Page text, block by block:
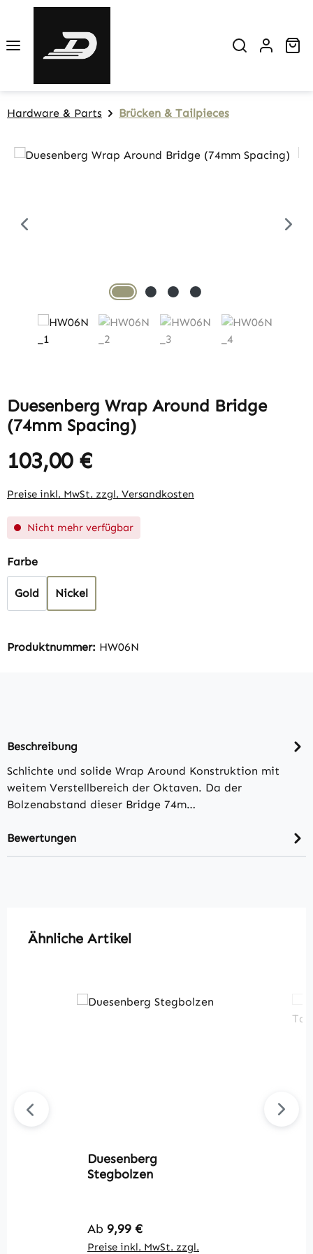
Hardware & Parts Brücken & Tailpieces
Bildergalerie überspringen
Duesenberg Wrap Around Bridge
(74mm Spacing)
Regulärer Preis:
103,00 €
Preise inkl. MwSt. zzgl. Versandkosten
Nicht mehr verfügbar
Farbeauswählen
Gold Nickel
(Diese Option ist zurzeit nicht verfügbar.)
Produktnummer: HW06N
Beschreibung
Schlichte und solide Wrap Around Konstruktion mit
weitem Verstellbereich der Oktaven. Da der
Bolzenabstand dieser Bridge 74m…
Bewertungen
Produktgalerie überspringen
Ähnliche Artikel
Duesenberg
Stegbolzen
Regulärer Preis:
Ab 9,99 €
Preise inkl. MwSt. zzgl.